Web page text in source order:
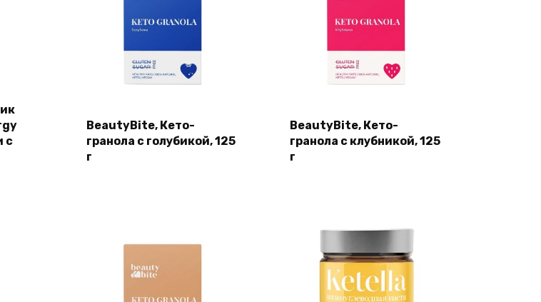
с
BeautyBite, Кето-
гранола с голубикой, 125
г
BeautyBite, Кето-
гранола с клубникой, 125
г